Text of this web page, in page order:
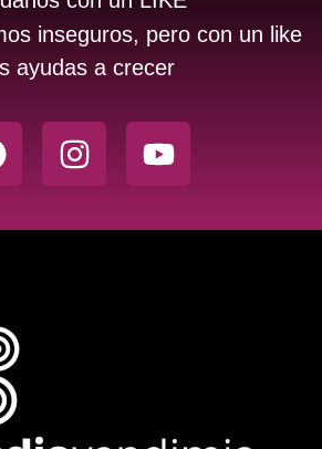
inseguros, pero con un like
ayudas a crecer